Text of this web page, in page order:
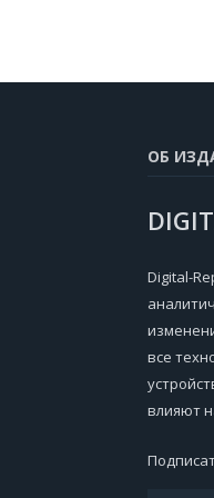
ОБ
Digital-
все
влияют